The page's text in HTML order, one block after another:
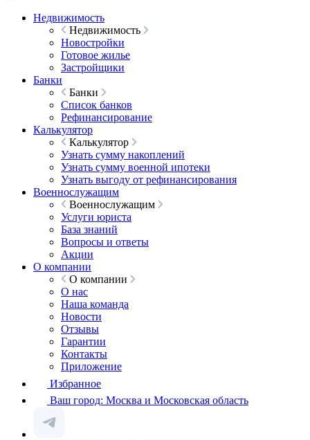
Недвижимость
Недвижимость
Новостройки
Готовое жилье
Застройщики
Банки
Банки
Список банков
Рефинансирование
Калькулятор
Калькулятор
Узнать сумму накоплений
Узнать сумму военной ипотеки
Узнать выгоду от рефинансирования
Военнослужащим
Военнослужащим
Услуги юриста
База знаний
Вопросы и ответы
Акции
О компании
О компании
О нас
Наша команда
Новости
Отзывы
Гарантии
Контакты
Приложение
Избранное
Ваш город: Москва и Московская область